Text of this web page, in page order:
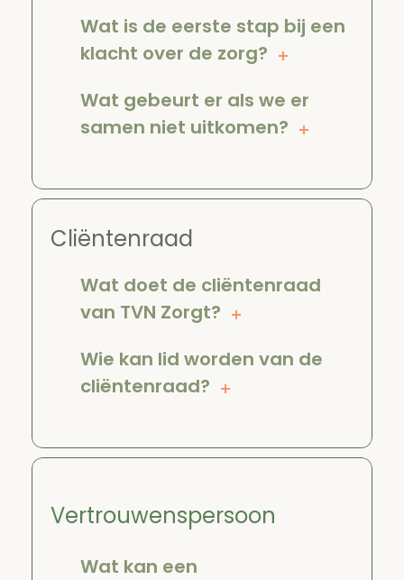
Wat is de eerste stap bij een
klacht over de zorg?
Wat gebeurt er als we er
samen niet uitkomen?
Cliëntenraad
Wat doet de cliëntenraad
van TVN Zorgt?
Wie kan lid worden van de
cliëntenraad?
Vertrouwenspersoon
Wat kan een